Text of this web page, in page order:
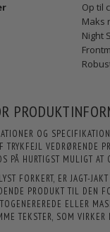
Op til
Maks
Night
OG
VEDRØRENDE
PÅ HURTIGST MULIGT AT
FORKERT, ER JAGT-
PRODUKT TIL DEN
ELLER
TEKSTER, SOM VIRKER